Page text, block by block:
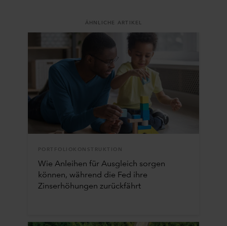
ÄHNLICHE ARTIKEL
PORTFOLIOKONSTRUKTION
Wie Anleihen für Ausgleich sorgen
können, während die Fed ihre
Zinserhöhungen zurückfährt